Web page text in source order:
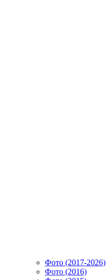
Фото (2017-2026)
Фото (2016)